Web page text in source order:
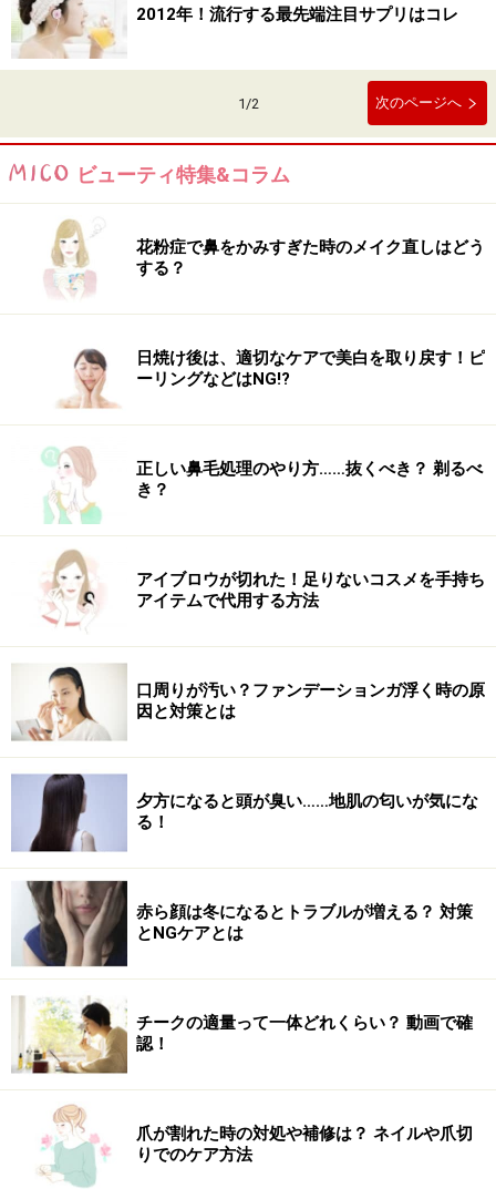
2012年！流行する最先端注目サプリはコレ
1/2 次のページへ
ビューティ特集&コラム
花粉症で鼻をかみすぎた時のメイク直しはどう
する？
日焼け後は、適切なケアで美白を取り戻す！ピ
ーリングなどはNG!?
正しい鼻毛処理のやり方……抜くべき？ 剃るべ
き？
アイブロウが切れた！足りないコスメを手持ち
アイテムで代用する方法
口周りが汚い？ファンデーションガ浮く時の原
因と対策とは
夕方になると頭が臭い……地肌の匂いが気にな
る！
赤ら顔は冬になるとトラブルが増える？ 対策
とNGケアとは
チークの適量って一体どれくらい？ 動画で確
認！
爪が割れた時の対処や補修は？ ネイルや爪切
りでのケア方法